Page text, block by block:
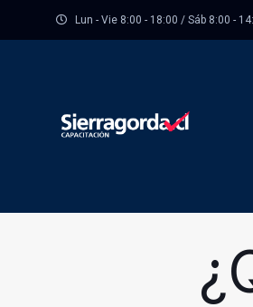
Lun - Vie 8:00 - 18:00 / Sáb 8:00 -